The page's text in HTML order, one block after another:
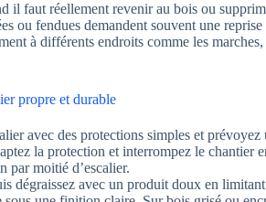
il faut réellement revenir au bois ou
ou fendues demandent souvent une
à différents endroits comme les
propre et durable
avec des protections simples et
la protection et interrompez le chantier
par moitié d’escalier.
dégraissez avec un produit doux en